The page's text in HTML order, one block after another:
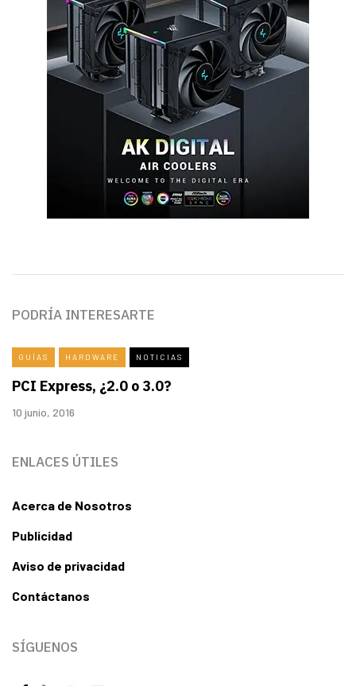
PODRÍA INTERESARTE
GUÍAS HARDWARE NOTICIAS
PCI Express, ¿2.0 o 3.0?
10 junio, 2016
ENLACES ÚTILES
Acerca de Nosotros
Publicidad
Aviso de privacidad
Contáctanos
SÍGUENOS